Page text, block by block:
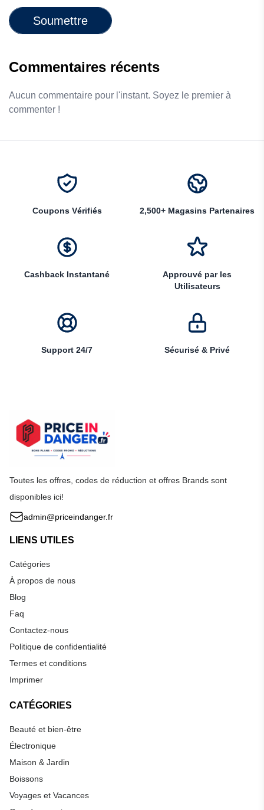
Soumettre
Commentaires récents
Aucun commentaire pour l'instant. Soyez le premier à
commenter !
Coupons Vérifiés 2,500+ Magasins Partenaires
Cashback Instantané
Approuvé par les
Utilisateurs
Support 24/7 Sécurisé & Privé
Toutes les offres, codes de réduction et offres Brands sont
disponibles ici!
admin@priceindanger.fr
LIENS UTILES
Catégories
À propos de nous
Blog
Faq
Contactez-nous
Politique de confidentialité
Termes et conditions
Imprimer
CATÉGORIES
Beauté et bien-être
Électronique
Maison & Jardin
Boissons
Voyages et Vacances